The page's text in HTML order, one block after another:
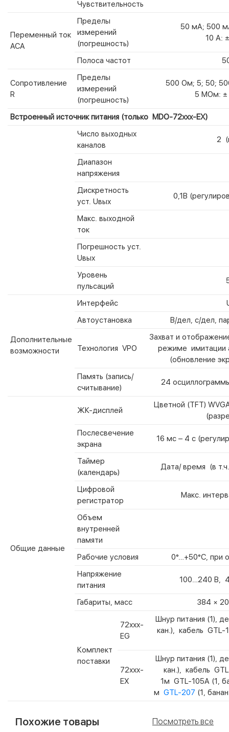
Чувствительность
Переменный ток
ACA
Пределы
измерений
(погрешность)
50 мА; 500
10 А:
Полоса частот
Сопротивление
R
Пределы
измерений
(погрешность)
500 Ом; 5; 50;
5 МОм: ±
Встроенный источник питания (только MDO-72ххх-EX)
Число выходных
каналов
2
Диапазон
напряжения
Дискретность
уст. Uвых
0,1В
Макс. выходной
ток
Погрешность уст.
Uвых
Уровень
пульсаций
Дополнительные
возможности
Интерфейс
Автоустановка
В/дел, с/дел,
Технология VPO
Захват и
режиме имитации
(обновление
Память (запись/
считывание)
24
Общие данные
ЖК-дисплей
Цветной (TFT)
Послесвечение
экрана
16 мс – 4 с
Таймер
(календарь)
Дата/ время (в
Цифровой
регистратор
Макс.
Объем
внутренней
памяти
Рабочие условия
0°…+50°С, при
Напряжение
питания
100…240 В,
Габариты, масс 384 ×
Комплект
поставки
72ххх-
EG
Шнур питания (1),
кан.), кабель GTL-
72ххх-
EX
Шнур питания (1),
кан.), кабель
1м GTL-105А (1,
м GTL-207 (1,
Похожие товары Посмотреть все